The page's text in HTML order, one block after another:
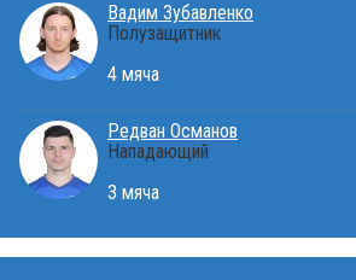
Вадим Зубавленко
Полузащитник
4 мяча
Редван Османов
Нападающий
3 мяча